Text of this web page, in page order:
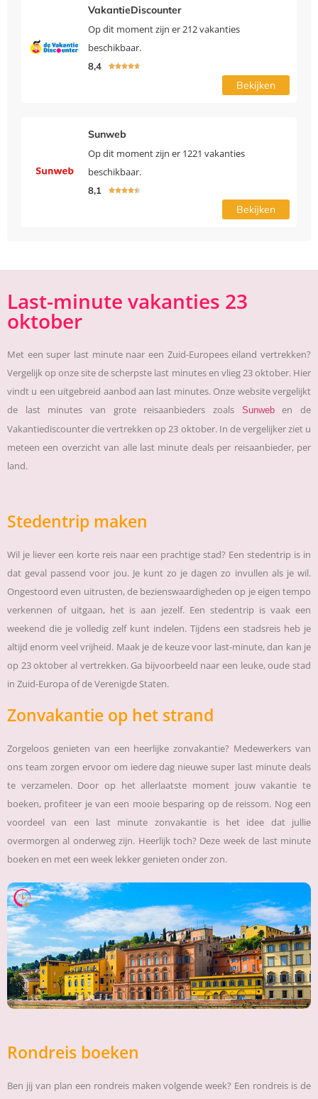
VakantieDiscounter
Op dit moment zijn er 212 vakanties
beschikbaar.
8,4 
Bekijken
Sunweb
Op dit moment zijn er 1221 vakanties
beschikbaar.
8,1 
Bekijken
Last-minute vakanties 23
oktober
Met een super last minute naar een Zuid-Europees eiland vertrekken?
Vergelijk op onze site de scherpste last minutes en vlieg 23 oktober. Hier
vindt u een uitgebreid aanbod aan last minutes. Onze website vergelijkt
de last minutes van grote reisaanbieders zoals
Sunweben de
Vakantiediscounter die vertrekken op 23 oktober. In de vergelijker ziet u
meteen een overzicht van alle last minute deals per reisaanbieder, per
land.
Stedentrip maken
Wil je liever een korte reis naar een prachtige stad? Een stedentrip is in
dat geval passend voor jou. Je kunt zo je dagen zo invullen als je wil.
Ongestoord even uitrusten, de bezienswaardigheden op je eigen tempo
verkennen of uitgaan, het is aan jezelf. Een stedentrip is vaak een
weekend die je volledig zelf kunt indelen. Tijdens een stadsreis heb je
altijd enorm veel vrijheid. Maak je de keuze voor last-minute, dan kan je
op 23 oktober al vertrekken. Ga bijvoorbeeld naar een leuke, oude stad
in Zuid-Europa of de Verenigde Staten.
Zonvakantie op het strand
Zorgeloos genieten van een heerlijke zonvakantie? Medewerkers van
ons team zorgen ervoor om iedere dag nieuwe super last minute deals
te verzamelen. Door op het allerlaatste moment jouw vakantie te
boeken, profiteer je van een mooie besparing op de reissom. Nog een
voordeel van een last minute zonvakantie is het idee dat jullie
overmorgen al onderweg zijn. Heerlijk toch? Deze week de last minute
boeken en met een week lekker genieten onder zon.
Rondreis boeken
Ben jij van plan een rondreis maken volgende week? Een rondreis is de